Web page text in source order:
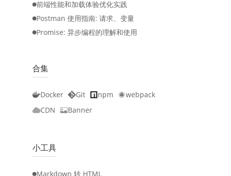
前端性能和加载体验优化实践
Postman 使用指南: 请求、变量
Promise: 异步编程的理解和使用
合集
Docker Git npm
webpack
CDN
Banner
小工具
Markdown 转 HTML